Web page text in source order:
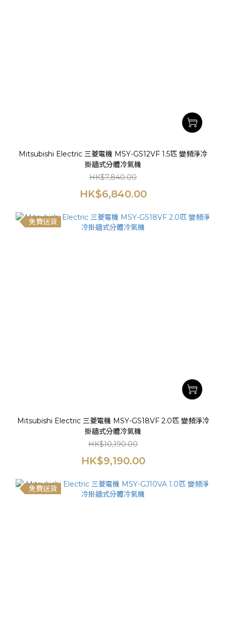
Mitsubishi Electric 三菱電機 MSY-GS12VF 1.5匹 變頻淨冷
掛牆式分體冷氣機
HK$7,840.00
HK$6,840.00
免費送貨
Mitsubishi Electric 三菱電機 MSY-GS18VF 2.0匹 變頻淨冷
掛牆式分體冷氣機
HK$10,190.00
HK$9,190.00
免費送貨